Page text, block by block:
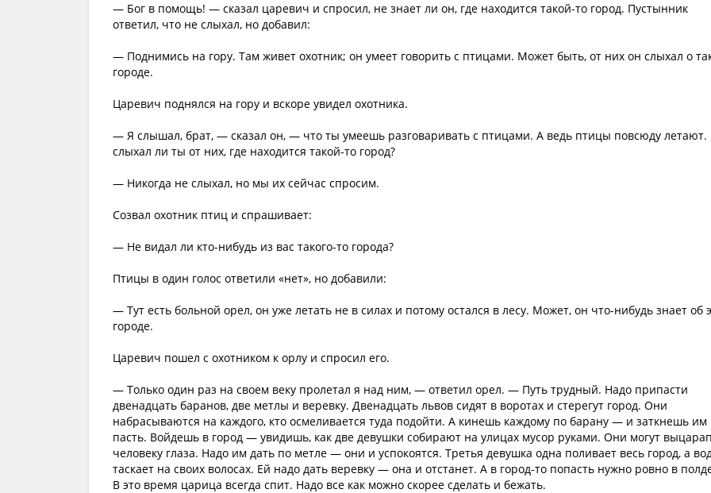
— Бог в помощь! — сказал царевич и спросил, не знает ли он, где находится такой-то город. Пустынник
ответил, что не слыхал, но добавил:
— Поднимись на гору. Там живет охотник; он умеет говорить с птицами. Может быть, от них он слыхал о
городе.
Царевич поднялся на гору и вскоре увидел охотника.
— Я слышал, брат, — сказал он, — что ты умеешь разговаривать с птицами. А ведь птицы повсюду летают.
слыхал ли ты от них, где находится такой-то город?
— Никогда не слыхал, но мы их сейчас спросим.
Созвал охотник птиц и спрашивает:
— Не видал ли кто-нибудь из вас такого-то города?
Птицы в один голос ответили «нет», но добавили:
— Тут есть больной орел, он уже летать не в силах и потому остался в лесу. Может, он что-нибудь знает об
городе.
Царевич пошел с охотником к орлу и спросил его.
— Только один раз на своем веку пролетал я над ним, — ответил орел. — Путь трудный. Надо припасти
двенадцать баранов, две метлы и веревку. Двенадцать львов сидят в воротах и стерегут город. Они
набрасываются на каждого, кто осмеливается туда подойти. А кинешь каждому по барану — и заткнешь им
пасть. Войдешь в город — увидишь, как две девушки собирают на улицах мусор руками. Они могут
человеку глаза. Надо им дать по метле — они и успокоятся. Третья девушка одна поливает весь город, а
таскает на своих волосах. Ей надо дать веревку — она и отстанет. А в город-то попасть нужно ровно в
В это время царица всегда спит. Надо все как можно скорее сделать и бежать.